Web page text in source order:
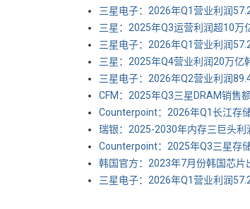
三星电子：2026年Q1营业利润
三星：2025年Q3运营利润超10万
三星电子：2026年Q1营业利润
三星：2025年Q4营业利润20万亿
三星电子：2026年Q2营业利润
CFM：2025年Q3三星DRAM销售
Counterpoint：2026年Q1长江存
瑞银：2025-2030年内存三巨头利
Counterpoint：2025年Q3三星存
韩国官方：2023年7月份韩国芯
三星电子：2026年Q1营业利润